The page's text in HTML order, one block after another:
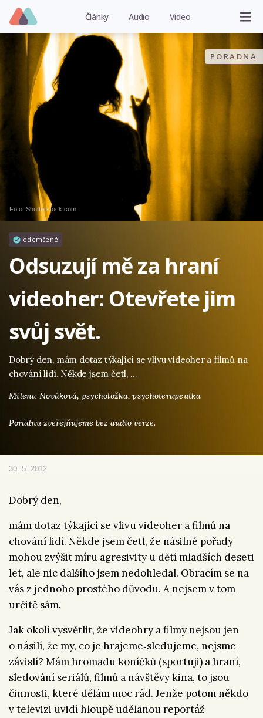
Články Audio Video
PORADNA
Foto: Shutterstock.com
odemčené
Odsuzují mě za hraní
videoher: Otevřete jim
svůj svět.
Dobrý den, mám dotaz týkající se vlivu videoher a filmů na
chování lidí. Někde jsem četl, …
Milena Nováková, psycholožka, psychoterapeutka
Poradnu zveřejňujeme bez audio verze.
30. 5. 2012
Dobrý den,
mám dotaz týkající se vlivu videoher a filmů na
chování lidí. Někde jsem četl, že násilné pořady
mohou zvýšit míru agresivity u dětí mladších deseti
let, ale nic dalšího jsem nedohledal. Obracím se na
vás z jednoho prostého důvodu. A nejsem v tom
určitě sám.
Jak okolí vysvětlit, že videohry a filmy nejsou jen
o násilí, že my, co je hrajeme‑sledujeme, nejsme
závislí? Mám hromadu koníčků (sportuji) a hraní,
sledování seriálů, filmů a návštěvy kina, to jsou
činnosti, které dělám moc rád. Jenže potom někdo
v televizi uvidí hloupě udělanou reportáž